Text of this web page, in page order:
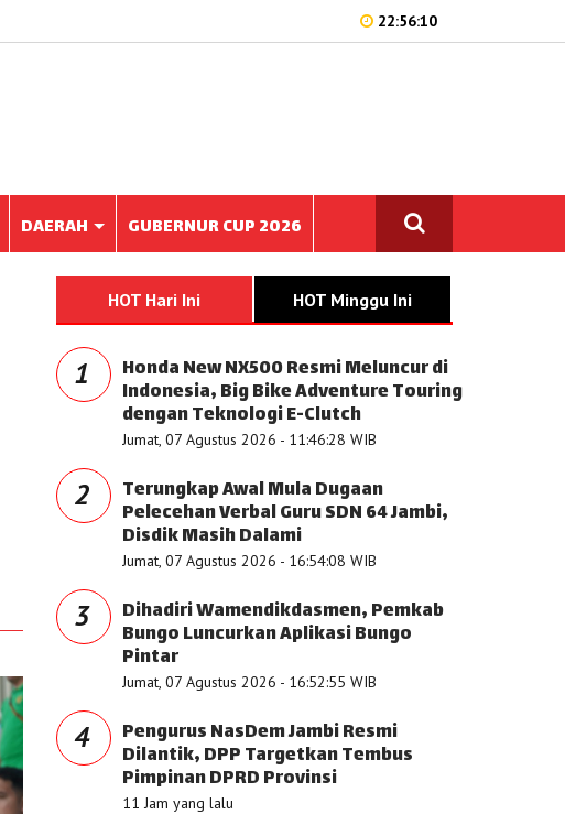
22:56:10
DAERAH GUBERNUR CUP 2026
HOT Hari Ini HOT Minggu Ini
1 Honda New NX500 Resmi Meluncur di
Indonesia, Big Bike Adventure Touring
dengan Teknologi E-Clutch
Jumat, 07 Agustus 2026 - 11:46:28 WIB
2 Terungkap Awal Mula Dugaan
Pelecehan Verbal Guru SDN 64 Jambi,
Disdik Masih Dalami
Jumat, 07 Agustus 2026 - 16:54:08 WIB
3 Dihadiri Wamendikdasmen, Pemkab
Bungo Luncurkan Aplikasi Bungo
Pintar
Jumat, 07 Agustus 2026 - 16:52:55 WIB
4 Pengurus NasDem Jambi Resmi
Dilantik, DPP Targetkan Tembus
Pimpinan DPRD Provinsi
11 Jam yang lalu